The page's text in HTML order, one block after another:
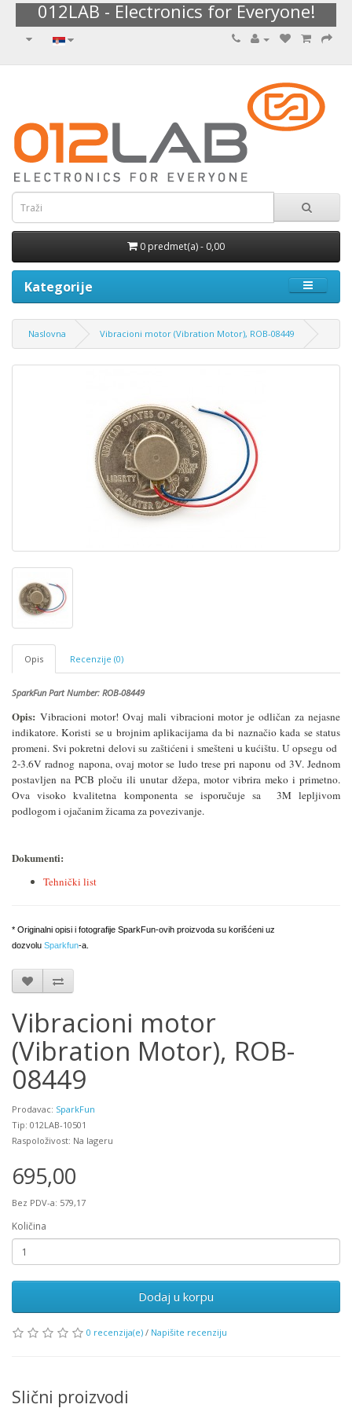
012LAB - Electronics for Everyone!
0 predmet(a) - 0,00
Kategorije
Naslovna Vibracioni motor (Vibration Motor), ROB-08449
Opis Recenzije (0)
SparkFun Part Number: ROB-08449
Opis: Vibracioni motor! Ovaj mali vibracioni motor je odličan za nejasne
indikatore. Koristi se u brojnim aplikacijama da bi naznačio kada se status
promeni. Svi pokretni delovi su zaštićeni i smešteni u kućištu. U opsegu od
2-3.6V radnog napona, ovaj motor se ludo trese pri naponu od 3V. Jednom
postavljen na PCB ploču ili unutar džepa, motor vibrira meko i primetno.
Ova visoko kvalitetna komponenta se isporučuje sa 3M lepljivom
podlogom i ojačanim žicama za povezivanje.
Dokumenti:
Tehnički list
* Originalni opisi i fotografije SparkFun-ovih proizvoda su korišćeni uz
dozvolu Sparkfun-a.
Vibracioni motor
(Vibration Motor), ROB-
08449
Prodavac: SparkFun
Tip: 012LAB-10501
Raspoloživost: Na lageru
695,00
Bez PDV-a: 579,17
Količina
Dodaj u korpu
0 recenzija(e) / Napišite recenziju
Slični proizvodi